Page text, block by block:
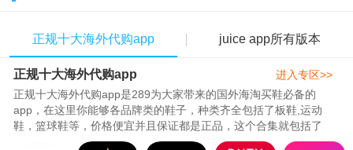
正规十大海外代购app juice app所有版本
正规十大海外代购app
正规十大海外代购app是289为大家带来的国外海淘买鞋必备的
app，在这里你能够各品牌类的鞋子，种类齐全包括了板鞋,运动
鞋，篮球鞋等，价格便宜并且保证都是正品，这个合集就包括了
finishline中文版官方下载最新版,footactionapp官方中文最新
进入专区>>